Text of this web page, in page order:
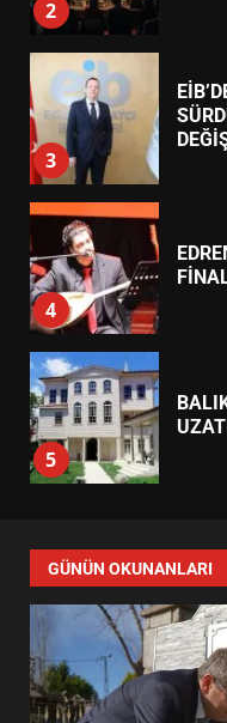
2
3
4
5
6
GÜNÜN OKUNANLARI